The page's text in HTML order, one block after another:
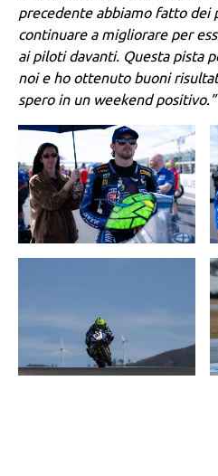
precedente abbiamo fatto dei
continuare a migliorare per
ai piloti davanti. Questa pista
noi e ho ottenuto buoni
spero in un weekend positivo.”